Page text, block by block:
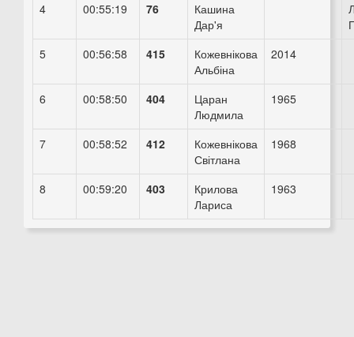
4
00:55:19 76
Кашина
Дар'я
5
00:56:58 415
Кожевнікова
Альбіна
2014
6 00:58:50 404
Царан
Людмила
1965
7 00:58:52 412
Кожевнікова
Світлана
1968
8 00:59:20 403
Крилова
Лариса
1963